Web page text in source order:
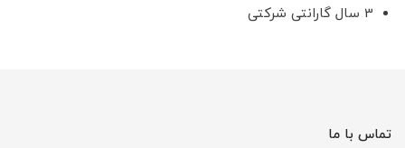
3 سال گارانتی شرکتی
تماس با ما